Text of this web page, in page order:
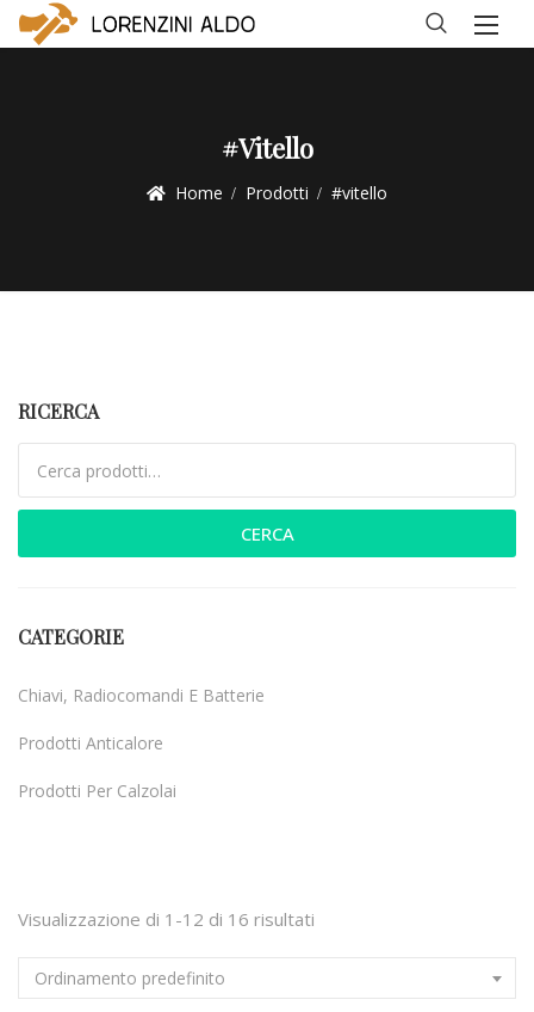
#vitello
Home Prodotti #vitello
RICERCA
CERCA
CATEGORIE
Chiavi, Radiocomandi E Batterie
Prodotti Anticalore
Prodotti Per Calzolai
Visualizzazione di 1-12 di 16 risultati
Ordinamento predefinito